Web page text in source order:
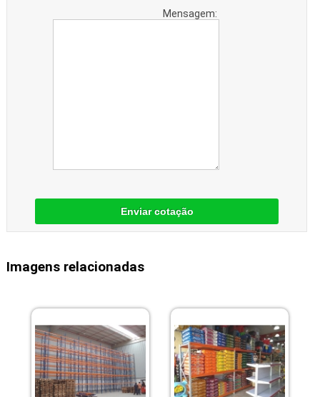
Mensagem:
Enviar cotação
Imagens relacionadas